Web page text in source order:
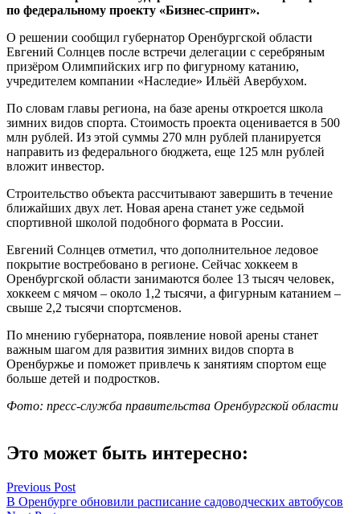
по федеральному проекту «Бизнес-спринт».
О решении сообщил губернатор Оренбургской области
Евгений Солнцев после встречи делегации с серебряным
призёром Олимпийских игр по фигурному катанию,
учредителем компании «Наследие» Ильёй Авербухом.
По словам главы региона, на базе арены откроется школа
зимних видов спорта. Стоимость проекта оценивается в 500
млн рублей. Из этой суммы 270 млн рублей планируется
направить из федерального бюджета, еще 125 млн рублей
вложит инвестор.
Строительство объекта рассчитывают завершить в течение
ближайших двух лет. Новая арена станет уже седьмой
спортивной школой подобного формата в России.
Евгений Солнцев отметил, что дополнительное ледовое
покрытие востребовано в регионе. Сейчас хоккеем в
Оренбургской области занимаются более 13 тысяч человек,
хоккеем с мячом – около 1,2 тысячи, а фигурным катанием –
свыше 2,2 тысячи спортсменов.
По мнению губернатора, появление новой арены станет
важным шагом для развития зимних видов спорта в
Оренбуржье и поможет привлечь к занятиям спортом еще
больше детей и подростков.
Фото: пресс-служба правительства Оренбургской области
Это может быть интересно:
Навигация
Previous Post
В Оренбурге обновили расписание садоводческих автобусов